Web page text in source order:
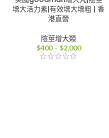
增大活力素|有效增大增粗 | 香
港直營
陰莖增大類
$400 – $2,000價